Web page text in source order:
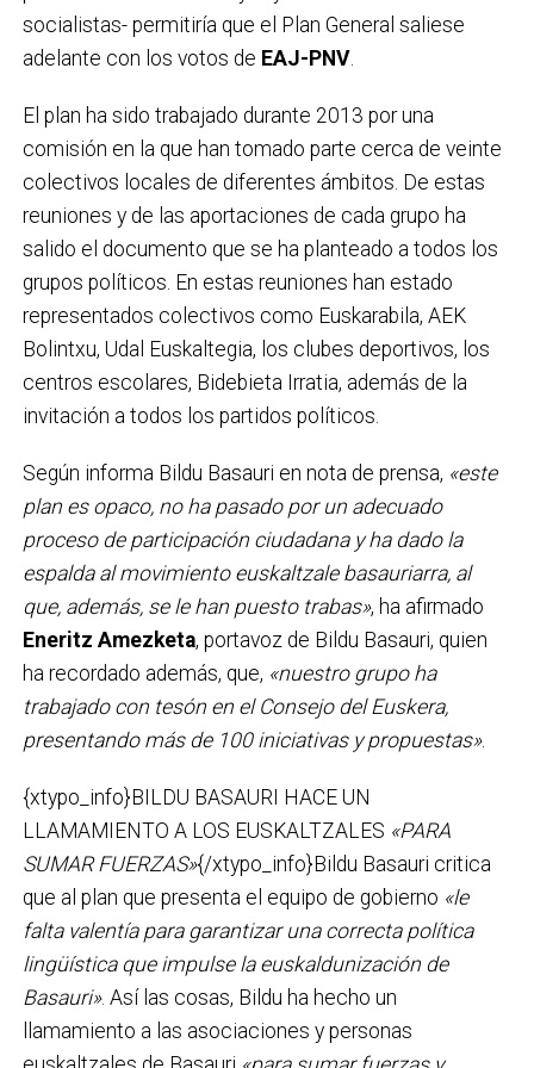
socialistas- permitiría que el Plan General saliese
adelante con los votos de EAJ-PNV.
El plan ha sido trabajado durante 2013 por una
comisión en la que han tomado parte cerca de veinte
colectivos locales de diferentes ámbitos. De estas
reuniones y de las aportaciones de cada grupo ha
salido el documento que se ha planteado a todos los
grupos políticos. En estas reuniones han estado
representados colectivos como Euskarabila, AEK
Bolintxu, Udal Euskaltegia, los clubes deportivos, los
centros escolares, Bidebieta Irratia, además de la
invitación a todos los partidos políticos.
Según informa Bildu Basauri en nota de prensa, «este
plan es opaco, no ha pasado por un adecuado
proceso de participación ciudadana y ha dado la
espalda al movimiento euskaltzale basauriarra, al
que, además, se le han puesto trabas», ha afirmado
Eneritz Amezketa, portavoz de Bildu Basauri, quien
ha recordado además, que, «nuestro grupo ha
trabajado con tesón en el Consejo del Euskera,
presentando más de 100 iniciativas y propuestas».
{xtypo_info}BILDU BASAURI HACE UN
LLAMAMIENTO A LOS EUSKALTZALES «PARA
SUMAR FUERZAS»{/xtypo_info}Bildu Basauri critica
que al plan que presenta el equipo de gobierno «le
falta valentía para garantizar una correcta política
lingüística que impulse la euskaldunización de
Basauri». Así las cosas, Bildu ha hecho un
llamamiento a las asociaciones y personas